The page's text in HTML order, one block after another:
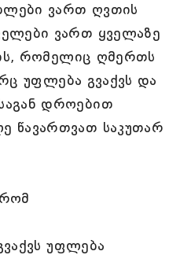
ვართ ღვთის
ვართ ყველაზე
რომელიც ღმერთს
უფლება გვაქვს და
დროებით
წავართვათ საკუთარ
რომ
უფლება